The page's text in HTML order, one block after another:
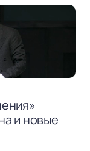
и новые